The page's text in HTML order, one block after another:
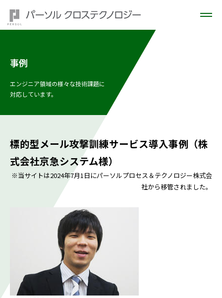
事例
エンジニア領域の様々な技術課題に
対応しています。
標的型メール攻撃訓練サービス導入事例（株
式会社京急システム様）
※当サイトは2024年7月1日にパーソルプロセス＆テクノロジー株式会
社から移管されました。